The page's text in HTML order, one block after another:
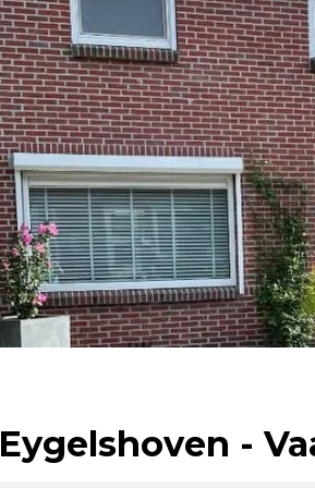
Eygelshoven -